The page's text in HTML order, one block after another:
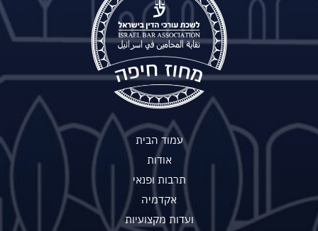
עמוד הבית
אודות
תרבות ופנאי
אקדמיה
ועדות מקצועיות